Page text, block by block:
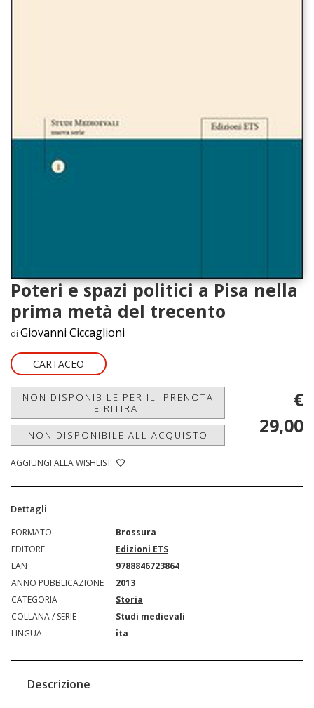
Poteri e spazi politici a Pisa nella
prima metà del trecento
di Giovanni Ciccaglioni
CARTACEO
NON DISPONIBILE PER IL 'PRENOTA
E RITIRA'
NON DISPONIBILE ALL'ACQUISTO
AGGIUNGI ALLA WISHLIST
€
29,00
Dettagli
FORMATO
Brossura
EDITORE
Edizioni ETS
EAN
9788846723864
ANNO PUBBLICAZIONE
2013
CATEGORIA
Storia
COLLANA / SERIE
Studi medievali
LINGUA
ita
Descrizione